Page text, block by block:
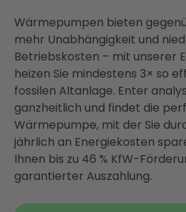
Wärmepumpen bieten
mehr Unabhängigkeit und
Betriebskosten – mit unserer
heizen Sie mindestens 3× so
fossilen Altanlage. Enter
ganzheitlich und findet die
Wärmepumpe, mit der Sie
jährlich an Energiekosten
Ihnen bis zu 46 % KfW-
garantierter Auszahlung.